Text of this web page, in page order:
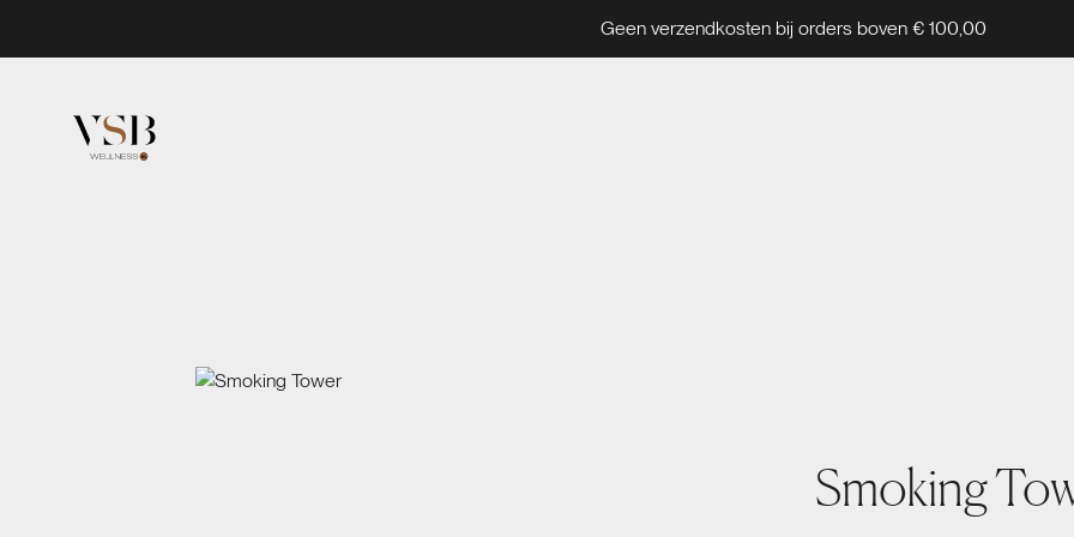
Geen verzendkosten bij orders boven € 100,00
Smoking